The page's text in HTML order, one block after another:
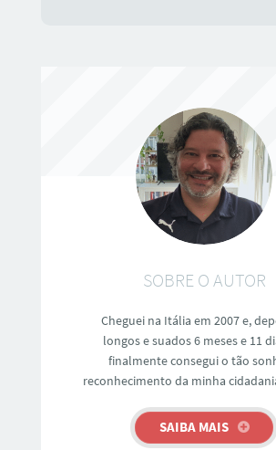
SOBRE O AUTOR
Cheguei na Itália em 2007 e,
longos e suados 6 meses e 11
finalmente consegui o tão
reconhecimento da minha
SAIBA MAIS